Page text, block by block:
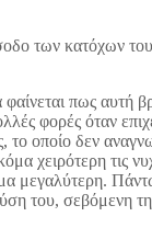
των κατόχων
πως αυτή
φορές όταν
οποίο δεν
χειρότερη τις
μεγαλύτερη.
του, σεβόμενη